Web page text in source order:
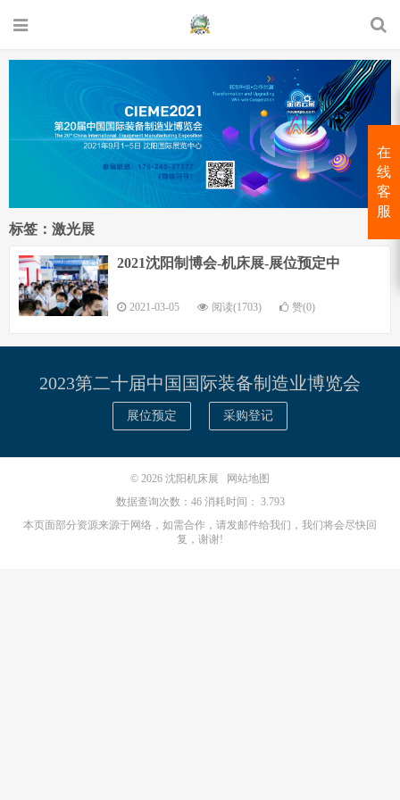
标签：激光展
2021沈阳制博会-机床展-展位预定中
2021-03-05 阅读(1703) 赞(0)
在
线
客
服
2023第二十届中国国际装备制造业博览会
展位预定 采购登记
© 2026 沈阳机床展
网站地图
数据查询次数：46 消耗时间： 3.793
本页面部分资源来源于网络，如需合作，请发邮件给我们，我们将会尽快回
复，谢谢!